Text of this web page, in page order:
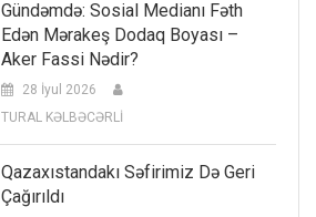
Gündəmdə: Sosial Medianı Fəth
Edən Mərakeş Dodaq Boyası –
Aker Fassi Nədir?
28 İyul 2026
TURAL KƏLBƏCƏRLİ
Qazaxıstandakı Səfirimiz Də Geri
Çağırıldı